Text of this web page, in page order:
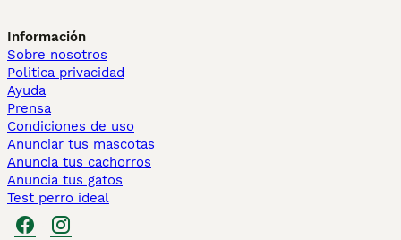
Información
Sobre nosotros
Politica privacidad
Ayuda
Prensa
Condiciones de uso
Anunciar tus mascotas
Anuncia tus cachorros
Anuncia tus gatos
Test perro ideal